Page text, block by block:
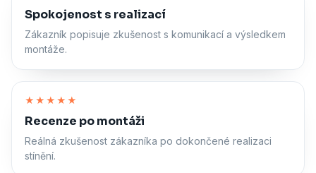
Spokojenost s realizací
Zákazník popisuje zkušenost s komunikací a výsledkem
montáže.
★★★★★
Recenze po montáži
Reálná zkušenost zákazníka po dokončené realizaci
stínění.